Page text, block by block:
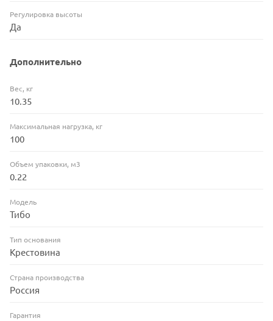
Регулировка высоты
Да
Дополнительно
Вес, кг
10.35
Максимальная нагрузка, кг
100
Объем упаковки, м3
0.22
Модель
Тибо
Тип основания
Крестовина
Страна производства
Россия
Гарантия